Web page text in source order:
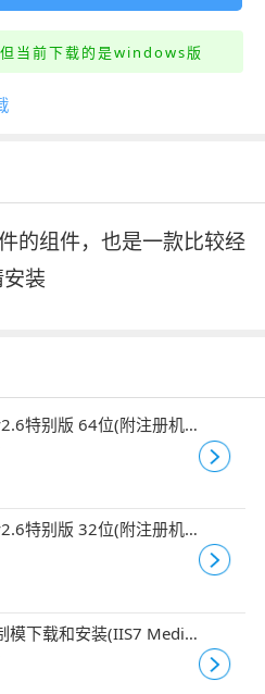
当前下载的是windows版
的组件，也是一款比较经
装
特别版 64位(附注册机
特别版 32位(附注册机
模下载和安装(IIS7 Media
Module)